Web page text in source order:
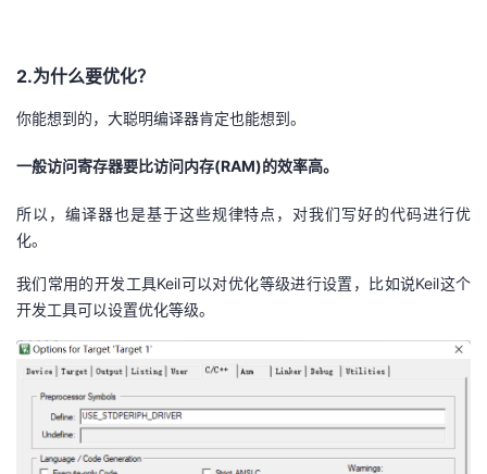
2.为什么要优化？
你能想到的，大聪明编译器肯定也能想到。
一般访问寄存器要比访问内存(RAM)的效率高。
所以，编译器也是基于这些规律特点，对我们写好的代码进行优
化。
我们常用的开发工具Keil可以对优化等级进行设置，比如说Keil这个
开发工具可以设置优化等级。